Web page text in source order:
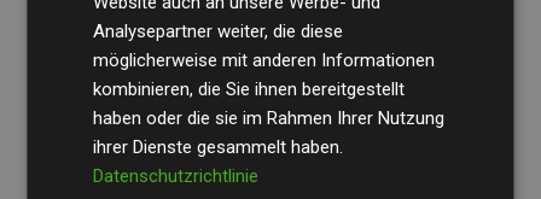
regelmäßig unsere Berechnungen und Methodik, um
Transparenz und Verlässlichkeit sicherzustellen.
Ihre Prüfungen belegen, dass unsere Investitionen in
Klimaschutzprojekte im Durchschnitt200 % der
geschätzten CO₂-Emissionender teilnehmenden
Websites kompensieren – ein klarer Nachweis für die
Analysepartner weiter, die diese
möglicherweise mit anderen Informationen
kombinieren, die Sie ihnen bereitgestellt
haben oder die sie im Rahmen Ihrer Nutzung
ihrer Dienste gesammelt haben.
Datenschutzrichtlinie